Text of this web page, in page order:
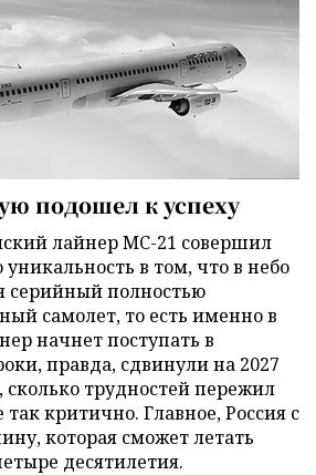
подошел к успеху
лайнер МС-21 совершил
в том, что в небо
серийный полностью
самолет, то есть именно в
начнет поступать в
правда, сдвинули на 2027
сколько трудностей пережил
так критично. Главное, Россия с
которая сможет летать
десятилетия.